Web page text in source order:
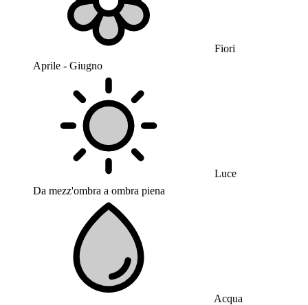
Fiori
Aprile - Giugno
Luce
Da mezz'ombra a ombra piena
Acqua